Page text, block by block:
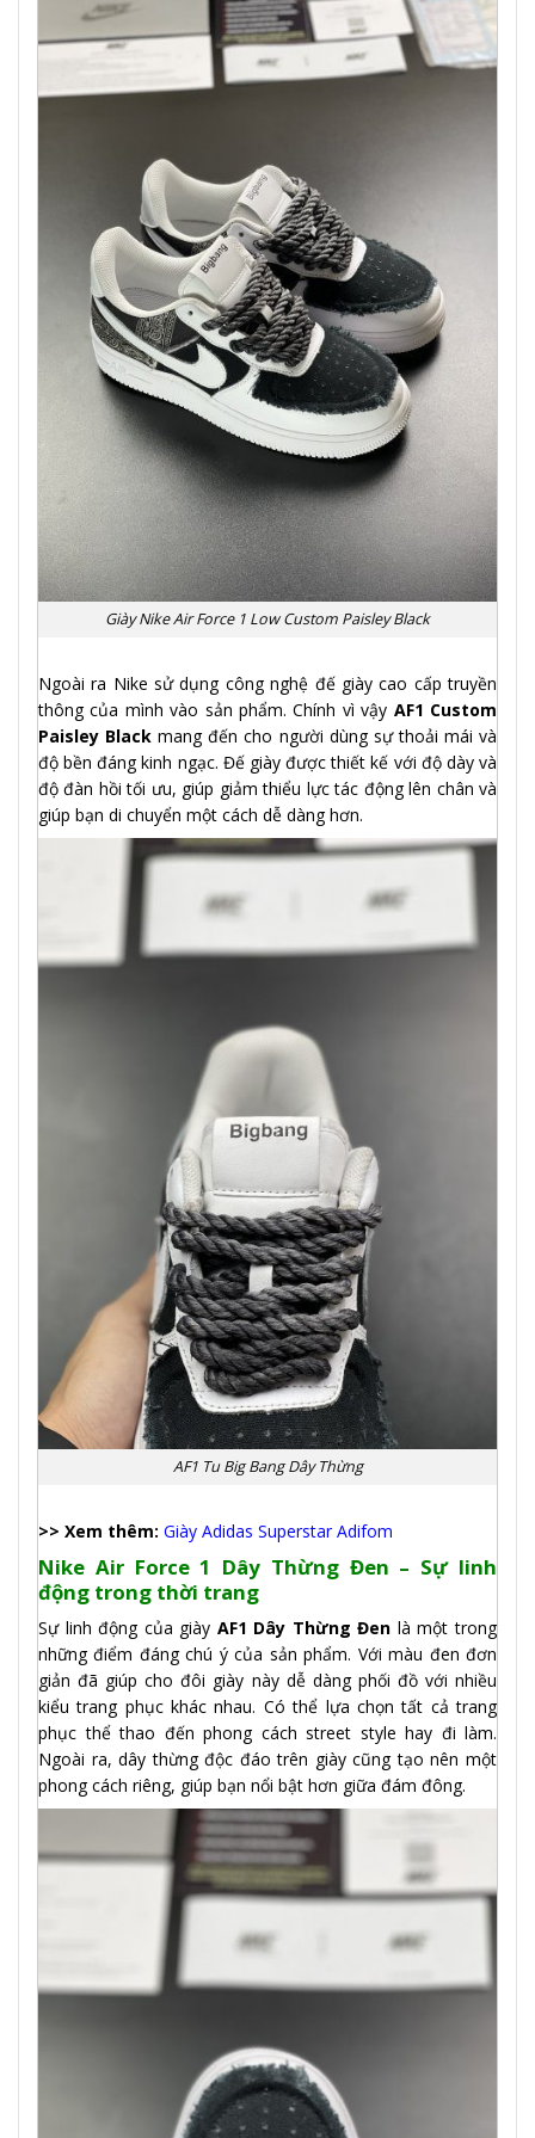
Giày Nike Air Force 1 Low Custom Paisley Black
Ngoài ra Nike sử dụng công nghệ đế giày cao cấp truyền
thông của mình vào sản phẩm. Chính vì vậy AF1 Custom
Paisley Black mang đến cho người dùng sự thoải mái và
độ bền đáng kinh ngạc. Đế giày được thiết kế với độ dày và
độ đàn hồi tối ưu, giúp giảm thiểu lực tác động lên chân và
giúp bạn di chuyển một cách dễ dàng hơn.
AF1 Tu Big Bang Dây Thừng
>> Xem thêm: Giày Adidas Superstar Adifom
Nike Air Force 1 Dây Thừng Đen – Sự linh
động trong thời trang
Sự linh động của giày AF1 Dây Thừng Đen là một trong
những điểm đáng chú ý của sản phẩm. Với màu đen đơn
giản đã giúp cho đôi giày này dễ dàng phối đồ với nhiều
kiểu trang phục khác nhau. Có thể lựa chọn tất cả trang
phục thể thao đến phong cách street style hay đi làm.
Ngoài ra, dây thừng độc đáo trên giày cũng tạo nên một
phong cách riêng, giúp bạn nổi bật hơn giữa đám đông.